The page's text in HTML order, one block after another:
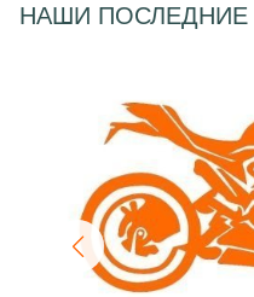
НАШИ ПОСЛЕДНИЕ